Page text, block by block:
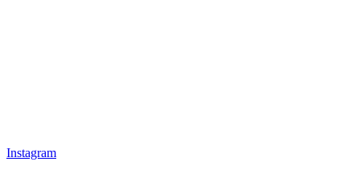
Instagram